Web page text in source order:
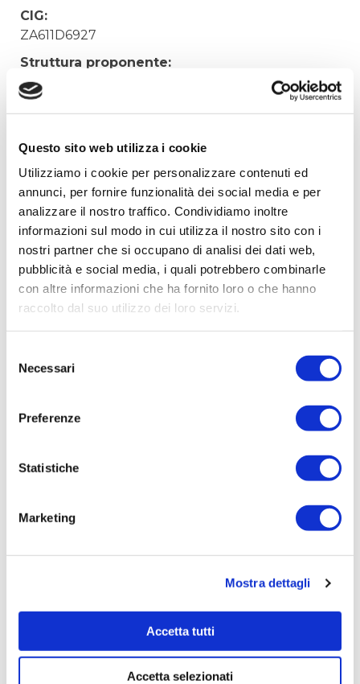
Questo sito web utilizza i cookie
Utilizziamo i cookie per personalizzare contenuti ed
annunci, per fornire funzionalità dei social media e per
analizzare il nostro traffico. Condividiamo inoltre
informazioni sul modo in cui utilizza il nostro sito con i
nostri partner che si occupano di analisi dei dati web,
pubblicità e social media, i quali potrebbero combinarle
con altre informazioni che ha fornito loro o che hanno
raccolto dal suo utilizzo dei loro servizi.
delNecessari
Preferenze
Statistiche
Marketing
Mostra dettagli
Accetta tutti
Accetta selezionati
CIG:
ZA611D6927
Struttura proponente:
Irisacqua srl P.I./C.F. 01070220312. - Ufficio
Tecnico
LAVORI DI ESECUZIONE TAPPETO D'USURA IN
VIA PIAVE A MONFALCONE
Elenco operatori invitati:
Procedura di scelta:
Affidamento ai sensi del Regolamento Generale
Aziendale per Lavori Servizi e Forniture (art.238,
comma 7 d.lgs. 163/2006)
Aggiudicatario Nome:
IMPRESA COSTRUZIONI VIDONI S.R.L. - cod. fisc.
01589090305
16596,8600
pronta consegna
0
Pagina aggiornata il 02/09/2020